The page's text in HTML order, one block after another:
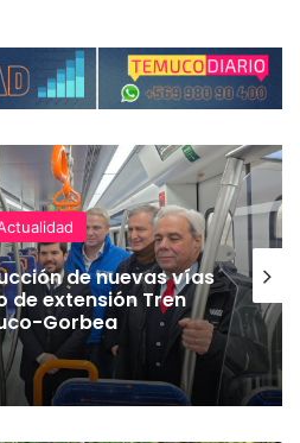
de nuevas vías
de extensión Tren
Gorbea